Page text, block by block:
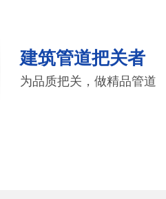
建筑管道把关者
为品质把关，做精品管道